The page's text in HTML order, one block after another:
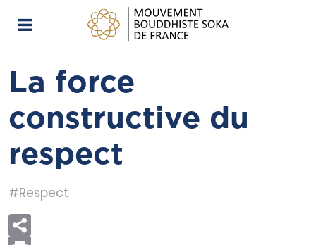
La force
constructive du
respect
#Respect